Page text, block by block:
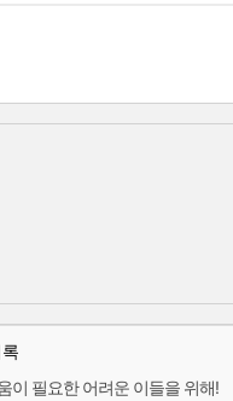
이 필요한 어려운 이들을 위해!